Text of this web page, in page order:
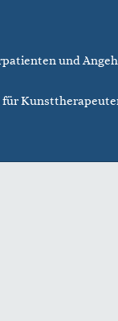
und
für